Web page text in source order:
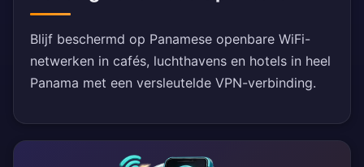
Blijf beschermd op Panamese openbare WiFi-
netwerken in cafés, luchthavens en hotels in heel
Panama met een versleutelde VPN-verbinding.